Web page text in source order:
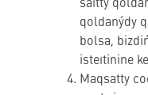
qoldanýdy
bolsa,
isteıtinine
Maqsatty